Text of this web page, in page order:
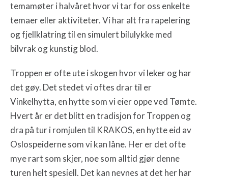
temamøter i halvåret hvor vi tar for oss enkelte
temaer eller aktiviteter. Vi har alt fra rapelering
og fjellklatring til en simulert bilulykke med
bilvrak og kunstig blod.
Troppen er ofte ute i skogen hvor vi leker og har
det gøy. Det stedet vi oftes drar til er
Vinkelhytta, en hytte som vi eier oppe ved Tømte.
Hvert år er det blitt en tradisjon for Troppen og
dra på tur i romjulen til KRAKOS, en hytte eid av
Oslospeiderne som vi kan låne. Her er det ofte
mye rart som skjer, noe som alltid gjør denne
turen helt spesiell. Det kan nevnes at det her har